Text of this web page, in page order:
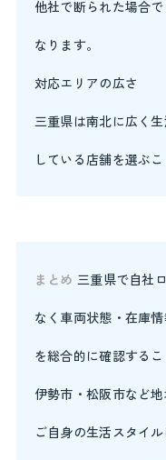
他社で断られた場合
なります。
対応エリアの広さ
三重県は南北に広く
している店舗を選ぶこ
まとめ 三重県で自社
なく車両状態・在庫
を総合的に確認する
伊勢市・松阪市など
ご自身の生活スタイ